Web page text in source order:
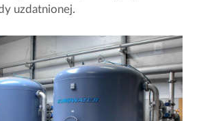
uzdatnionej.